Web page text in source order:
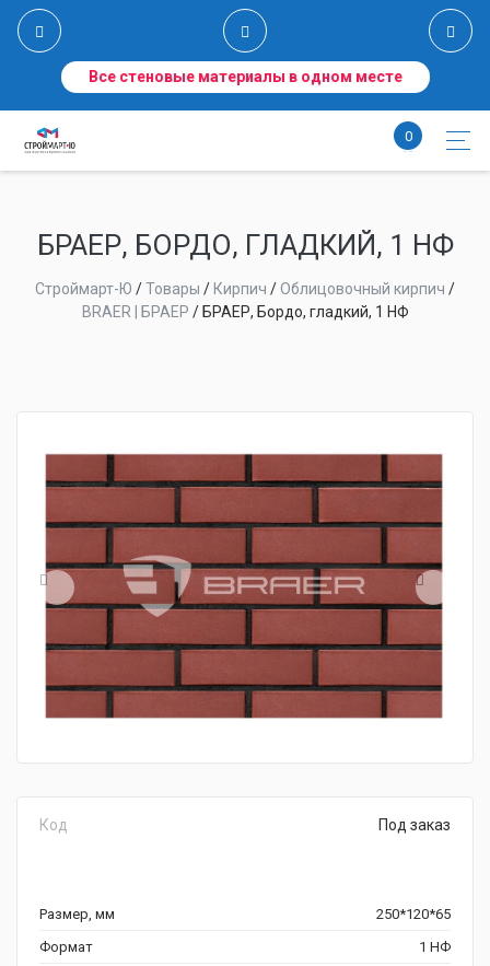
Все стеновые материалы в одном месте
0
БРАЕР, БОРДО, ГЛАДКИЙ, 1 НФ
Строймарт-Ю /Товары / Кирпич /Облицовочный кирпич /
BRAER | БРАЕР / БРАЕР, Бордо, гладкий, 1 НФ
Код Под заказ
Размер, мм
250*120*65
Формат
1 НФ